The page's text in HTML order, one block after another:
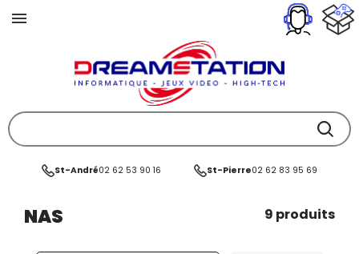
St-André02 62 53 90 16 St-Pierre02 62 83 95 69
NAS 9 produits